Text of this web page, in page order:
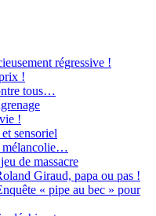
régressive !
!
tous…
!
sensoriel
mélancolie…
de massacre
Giraud, papa ou pas !
« pipe au bec » pour